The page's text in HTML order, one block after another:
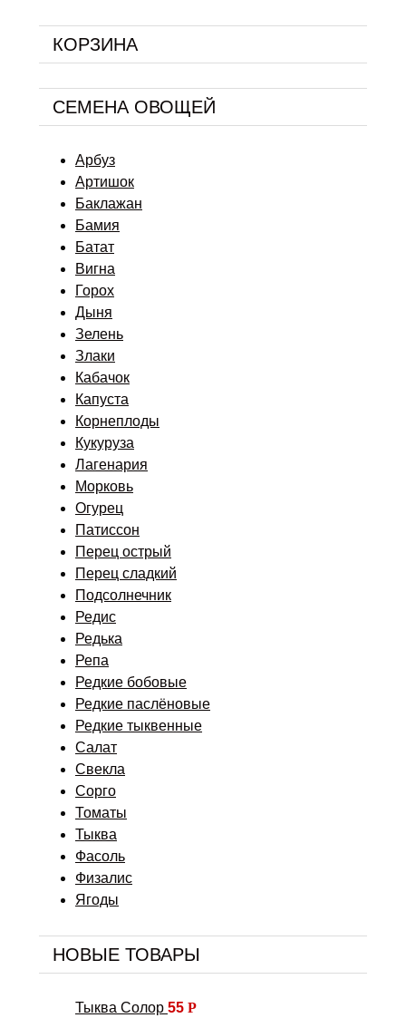
КОРЗИНА
СЕМЕНА ОВОЩЕЙ
Арбуз
Артишок
Баклажан
Бамия
Батат
Вигна
Горох
Дыня
Зелень
Злаки
Кабачок
Капуста
Корнеплоды
Кукуруза
Лагенария
Морковь
Огурец
Патиссон
Перец острый
Перец сладкий
Подсолнечник
Редис
Редька
Репа
Редкие бобовые
Редкие паслёновые
Редкие тыквенные
Салат
Свекла
Сорго
Томаты
Тыква
Фасоль
Физалис
Ягоды
НОВЫЕ ТОВАРЫ
Тыква Солор 55 Р